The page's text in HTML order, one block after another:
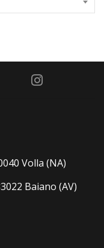
Volla (NA)
Baiano (AV)